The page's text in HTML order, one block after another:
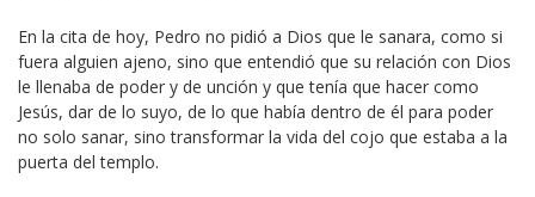
En la cita de hoy, Pedro no pidió a Dios que le sanara, como si
fuera alguien ajeno, sino que entendió que su relación con Dios
le llenaba de poder y de unción y que tenía que hacer como
Jesús, dar de lo suyo, de lo que había dentro de él para poder
no solo sanar, sino transformar la vida del cojo que estaba a la
puerta del templo.